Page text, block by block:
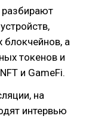
разбирают
блокчейнов, а
токенов и
и GameFi.
на
интервью